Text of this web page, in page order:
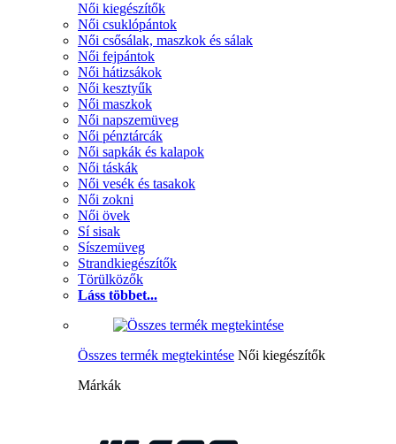
Női kiegészítők
Női csuklópántok
Női csősálak, maszkok és sálak
Női fejpántok
Női hátizsákok
Női kesztyűk
Női maszkok
Női napszemüveg
Női pénztárcák
Női sapkák és kalapok
Női táskák
Női vesék és tasakok
Női zokni
Női övek
Sí sisak
Síszemüveg
Strandkiegészítők
Törülközők
Láss többet...
Összes termék megtekintése Női kiegészítők
Márkák